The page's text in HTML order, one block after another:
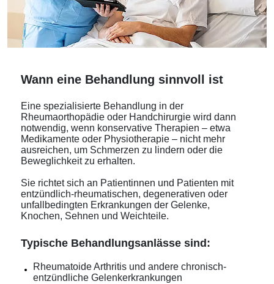
Wann eine Behandlung sinnvoll ist
Eine spezialisierte Behandlung in der
Rheumaorthopädie oder Handchirurgie wird dann
notwendig, wenn konservative Therapien – etwa
Medikamente oder Physiotherapie – nicht mehr
ausreichen, um Schmerzen zu lindern oder die
Beweglichkeit zu erhalten.
Sie richtet sich an Patientinnen und Patienten mit
entzündlich-rheumatischen, degenerativen oder
unfallbedingten Erkrankungen der Gelenke,
Knochen, Sehnen und Weichteile.
Typische Behandlungsanlässe sind:
Rheumatoide Arthritis und andere chronisch-
entzündliche Gelenkerkrankungen